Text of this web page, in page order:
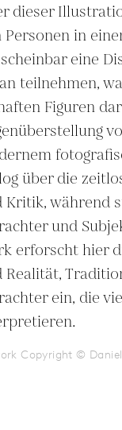
dieser
Personen in
eine
teilnehmen,
Figuren
über die
Kritik, während
und
erforscht hier
Realität,
ein, die
Copyright ©